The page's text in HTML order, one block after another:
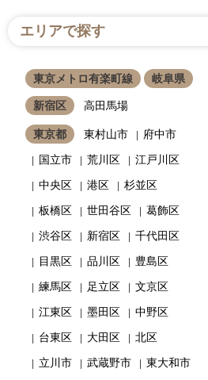
エリアで探す
東京メトロ有楽町線 岐阜県
新宿区 高田馬場
東京都 東村山市
府中市
国立市
荒川区
江戸川区
中央区
港区
杉並区
板橋区
世田谷区
葛飾区
渋谷区
新宿区
千代田区
目黒区
品川区
豊島区
練馬区
足立区
文京区
江東区
墨田区
中野区
台東区
大田区
北区
立川市
武蔵野市
東大和市